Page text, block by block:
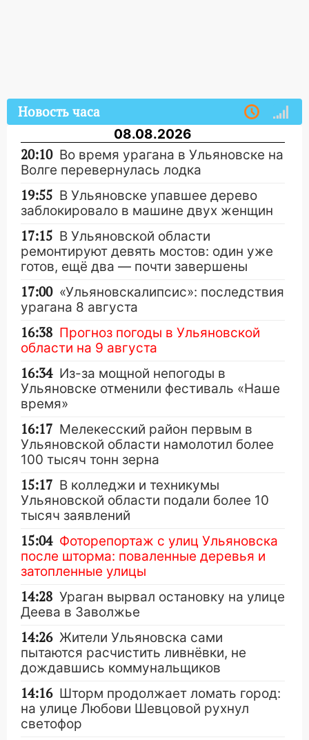
Новость часа
08.08.2026
20:10 Во время урагана в Ульяновске на
Волге перевернулась лодка
19:55 В Ульяновске упавшее дерево
заблокировало в машине двух женщин
17:15 В Ульяновской области
ремонтируют девять мостов: один уже
готов, ещё два — почти завершены
17:00 «Ульяновскалипсис»: последствия
урагана 8 августа
16:38 Прогноз погоды в Ульяновской
области на 9 августа
16:34 Из-за мощной непогоды в
Ульяновске отменили фестиваль «Наше
время»
16:17 Мелекесский район первым в
Ульяновской области намолотил более
100 тысяч тонн зерна
15:17 В колледжи и техникумы
Ульяновской области подали более 10
тысяч заявлений
15:04 Фоторепортаж с улиц Ульяновска
после шторма: поваленные деревья и
затопленные улицы
14:28 Ураган вырвал остановку на улице
Деева в Заволжье
14:26 Жители Ульяновска сами
пытаются расчистить ливнёвки, не
дождавшись коммунальщиков
14:16 Шторм продолжает ломать город:
на улице Любови Шевцовой рухнул
светофор